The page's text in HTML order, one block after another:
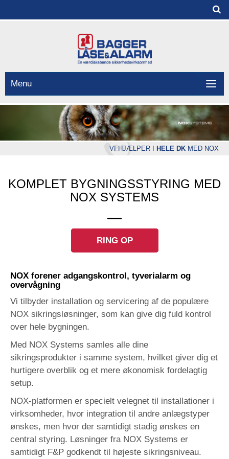
Menu
VI HJÆLPER I HELE DK MED NOX
KOMPLET BYGNINGSSTYRING MED
NOX SYSTEMS
RING OP
NOX forener adgangskontrol, tyverialarm og
overvågning
Vi tilbyder installation og servicering af de populære
NOX sikringsløsninger, som kan give dig fuld kontrol
over hele bygningen.
Med NOX Systems samles alle dine
sikringsprodukter i samme system, hvilket giver dig et
hurtigere overblik og et mere økonomisk fordelagtig
setup.
NOX-platformen er specielt velegnet til installationer i
virksomheder, hvor integration til andre anlægstyper
ønskes, men hvor der samtidigt stadig ønskes en
central styring. Løsninger fra NOX Systems er
samtidigt F&P godkendt til højeste sikringsniveau.